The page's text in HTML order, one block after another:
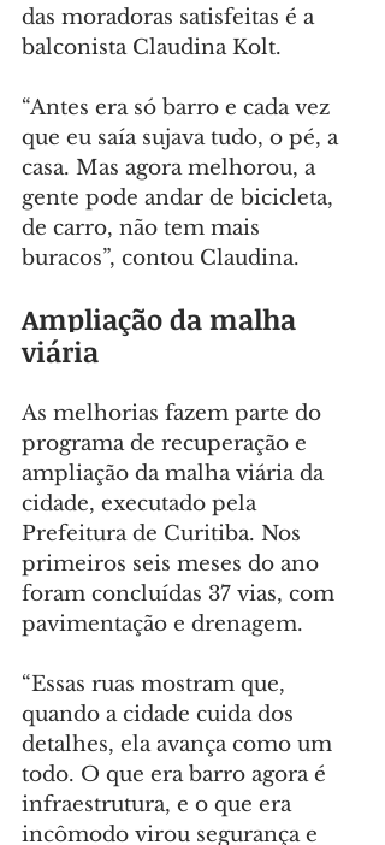
das moradoras satisfeitas é a
balconista Claudina Kolt.
“Antes era só barro e cada vez
que eu saía sujava tudo, o pé, a
casa. Mas agora melhorou, a
gente pode andar de bicicleta,
de carro, não tem mais
buracos”, contou Claudina.
Ampliação da malha
viária
As melhorias fazem parte do
programa de recuperação e
ampliação da malha viária da
cidade, executado pela
Prefeitura de Curitiba. Nos
primeiros seis meses do ano
foram concluídas 37 vias, com
pavimentação e drenagem.
“Essas ruas mostram que,
quando a cidade cuida dos
detalhes, ela avança como um
todo. O que era barro agora é
infraestrutura, e o que era
incômodo virou segurança e